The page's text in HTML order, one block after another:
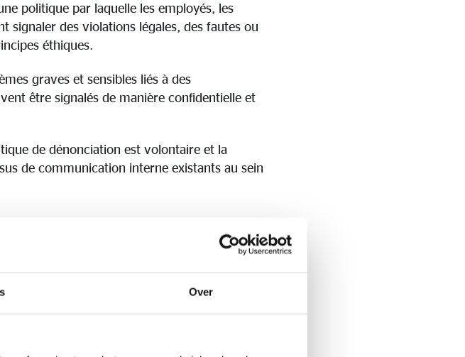
Over
politique par laquelle les employés, les
signaler des violations légales, des fautes ou
éthiques.
graves et sensibles liés à des
être signalés de manière confidentielle et
de dénonciation est volontaire et la
de communication interne existants au sein
tiers peuvent signaler une faute (présumée),
de la procédure de dénonciation. Les
d’) abus ou d’ irrégularités avec leur
si possible. Pour les cas où cela n’est pas